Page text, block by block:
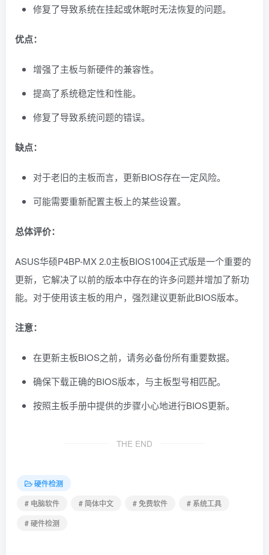
修复了导致系统在挂起或休眠时无法恢复的问题。
优点：
增强了主板与新硬件的兼容性。
提高了系统稳定性和性能。
修复了导致系统问题的错误。
缺点：
对于老旧的主板而言，更新BIOS存在一定风险。
可能需要重新配置主板上的某些设置。
总体评价：
ASUS华硕P4BP-MX 2.0主板BIOS1004正式版是一个重要的
更新，它解决了以前的版本中存在的许多问题并增加了新功
能。对于使用该主板的用户，强烈建议更新此BIOS版本。
注意：
在更新主板BIOS之前，请务必备份所有重要数据。
确保下载正确的BIOS版本，与主板型号相匹配。
按照主板手册中提供的步骤小心地进行BIOS更新。
THE END
硬件检测
# 电脑软件
# 简体中文 # 免费软件
# 系统工具
# 硬件检测